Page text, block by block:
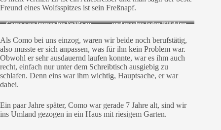
Freund eines Wolfsspitzes ist sein Freßnapf.
Como war immer für Späße zu
…und machte jeden Blödsinn
Als Como bei uns einzog, waren wir beide noch berufstätig,
also musste er sich anpassen, was für ihn kein Problem war.
Obwohl er sehr ausdauernd laufen konnte, war es ihm auch
recht, einfach nur unter dem Schreibtisch ausgiebig zu
schlafen. Denn eins war ihm wichtig, Hauptsache, er war
dabei.
Ein paar Jahre später, Como war gerade 7 Jahre alt, sind wir
ins Umland gezogen in ein Haus mit riesigem Garten.